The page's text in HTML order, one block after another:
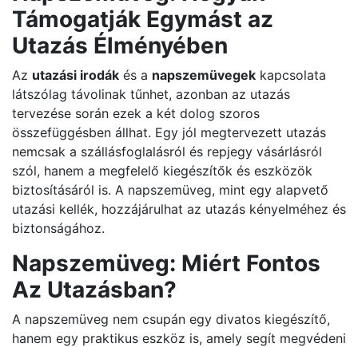
Támogatják Egymást az
Utazás Élményében
Az utazási irodák és a napszemüvegek kapcsolata
látszólag távolinak tűnhet, azonban az utazás
tervezése során ezek a két dolog szoros
összefüggésben állhat. Egy jól megtervezett utazás
nemcsak a szállásfoglalásról és repjegy vásárlásról
szól, hanem a megfelelő kiegészítők és eszközök
biztosításáról is. A napszemüveg, mint egy alapvető
utazási kellék, hozzájárulhat az utazás kényelméhez és
biztonságához.
Napszemüveg: Miért Fontos
Az Utazásban?
A napszemüveg nem csupán egy divatos kiegészítő,
hanem egy praktikus eszköz is, amely segít megvédeni